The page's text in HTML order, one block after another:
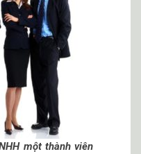
một thành viên